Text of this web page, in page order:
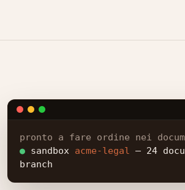
pronto a fare ordine nei
● sandbox acme-legal — 24
branch